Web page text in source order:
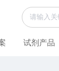
试剂产品